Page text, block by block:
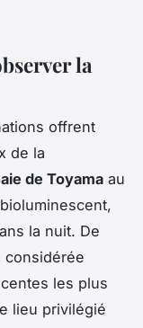
la
offrent
de la
de Toyama au
la nuit. De
considérée
les plus
lieu privilégié